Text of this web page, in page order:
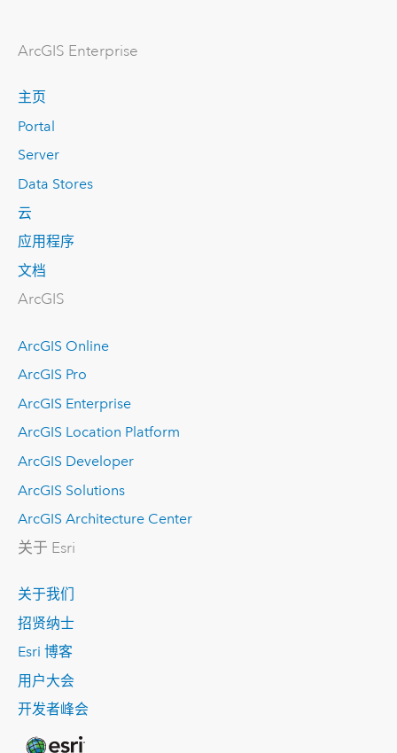
ArcGIS Enterprise
主页
Portal
Server
Data Stores
云
应用程序
文档
ArcGIS
ArcGIS Online
ArcGIS Pro
ArcGIS Enterprise
ArcGIS Location Platform
ArcGIS Developer
ArcGIS Solutions
ArcGIS Architecture Center
关于 Esri
关于我们
招贤纳士
Esri 博客
用户大会
开发者峰会